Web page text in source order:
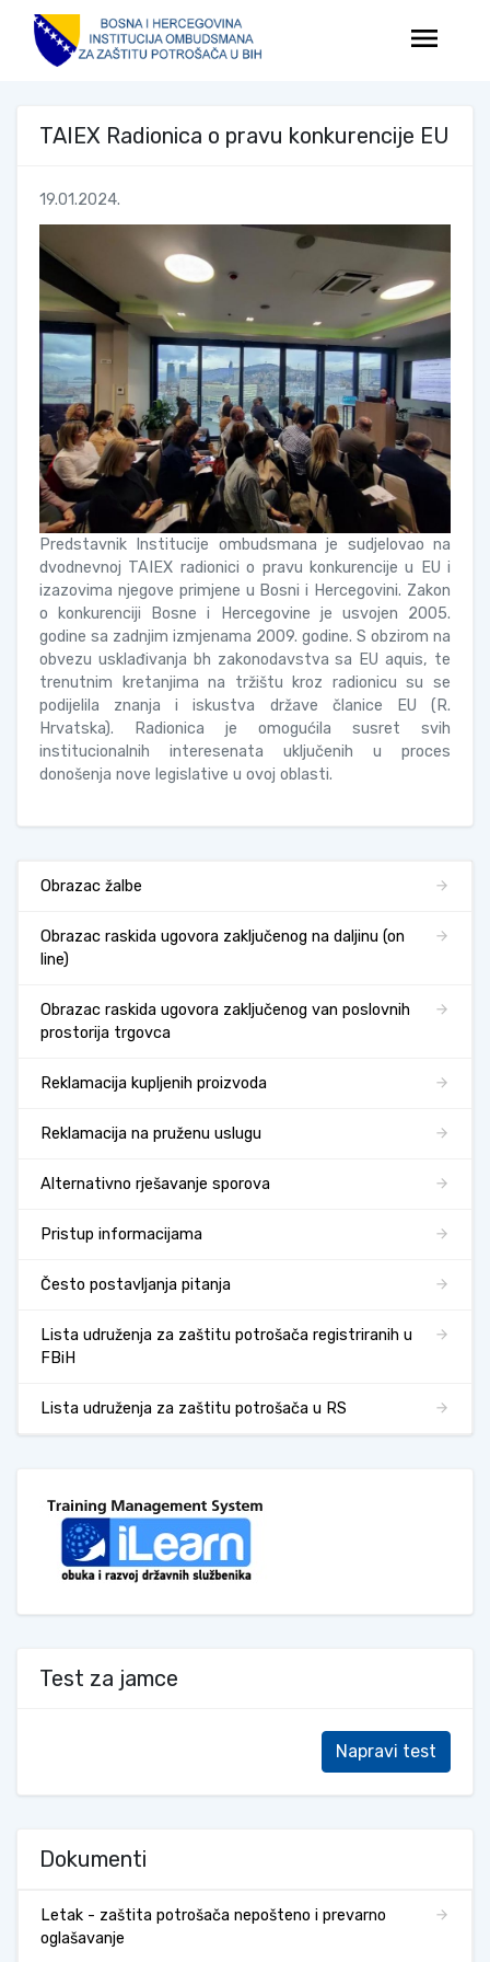
menu
TAIEX Radionica o pravu konkurencije EU
19.01.2024.
Predstavnik Institucije ombudsmana je sudjelovao na
dvodnevnoj TAIEX radionici o pravu konkurencije u EU i
izazovima njegove primjene u Bosni i Hercegovini. Zakon
o konkurenciji Bosne i Hercegovine je usvojen 2005.
godine sa zadnjim izmjenama 2009. godine. S obzirom na
obvezu usklađivanja bh zakonodavstva sa EU aquis, te
trenutnim kretanjima na tržištu kroz radionicu su se
podijelila znanja i iskustva države članice EU (R.
Hrvatska). Radionica je omogućila susret svih
institucionalnih interesenata uključenih u proces
donošenja nove legislative u ovoj oblasti.
Obrazac žalbe
Obrazac raskida ugovora zaključenog na daljinu (on
line)
Obrazac raskida ugovora zaključenog van poslovnih
prostorija trgovca
Reklamacija kupljenih proizvoda
Reklamacija na pruženu uslugu
Alternativno rješavanje sporova
Pristup informacijama
Često postavljanja pitanja
Lista udruženja za zaštitu potrošača registriranih u
FBiH
Lista udruženja za zaštitu potrošača u RS
Test za jamce
Napravi test
Dokumenti
Letak - zaštita potrošača nepošteno i prevarno
oglašavanje